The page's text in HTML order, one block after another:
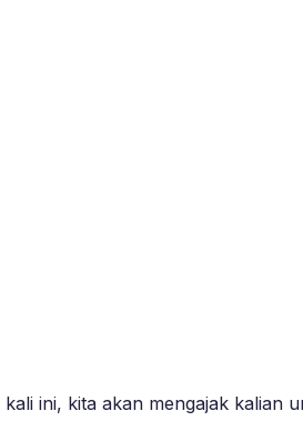
ini, kita akan mengajak kalian